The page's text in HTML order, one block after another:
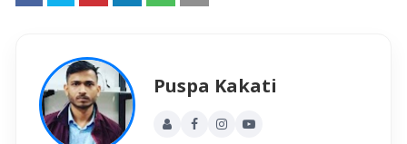
Puspa Kakati